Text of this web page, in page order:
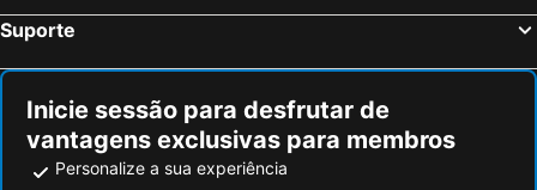
Suporte
Inicie sessão para desfrutar de
vantagens exclusivas para membros
Personalize a sua experiência